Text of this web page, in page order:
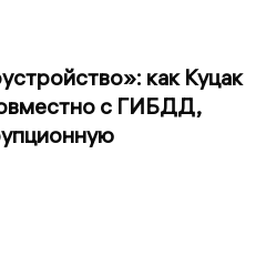
как Куцак
с ГИБДД,